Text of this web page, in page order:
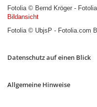
Fotolia © Bernd Kröger -
Bildansicht
Fotolia © UbjsP - Fotolia.com
Datenschutz auf einen Blick
Allgemeine Hinweise